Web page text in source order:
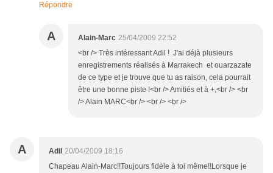
Répondre
A Alain-Marc 25/04/2009 22:52
<br /> Très intéressant Adil ! J'ai déjà plusieurs
enregistrements réalisés à Marrakech et ouarzazate
de ce type et je trouve que tu as raison, cela pourrait
être une bonne piste !<br /> Amitiés et à +,<br /> <br
/> Alain MARC<br /> <br /> <br />
A Adil 20/04/2009 18:16
Chapeau Alain-Marc!!Toujours fidèle à toi même!!Lorsque je